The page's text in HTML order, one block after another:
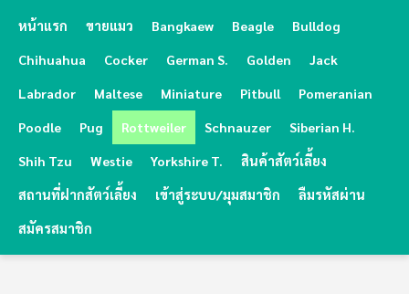
หน้าแรก ขายแมว Bangkaew Beagle Bulldog
Chihuahua Cocker German S. Golden Jack
Labrador Maltese Miniature Pitbull Pomeranian
Poodle Pug Rottweiler Schnauzer Siberian H.
Shih Tzu Westie Yorkshire T. สินค้าสัตว์เลี้ยง
สถานที่ฝากสัตว์เลี้ยง เข้าสู่ระบบ/มุมสมาชิก ลืมรหัสผ่าน
สมัครสมาชิก